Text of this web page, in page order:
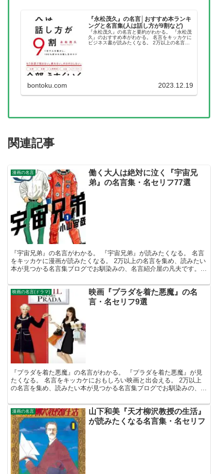
『永松茂久』の名言│おすすめ本ランキ
ングと名言集(人は話し方が9割など)
『永松茂久』の名言と要約がわかる。 『永松茂
久』のおすすめ本がわかる。 名言をキッカケに
ビジネス書が読みたくなる。 2万以上の名言を
bontoku.com 2023.12.19
関連記事
漫画の名言
働く大人は絶対に泣く『宇宙兄
弟』の名言集・名セリフ77選
『宇宙兄弟』の名言がわかる。 『宇宙兄弟』が読みたくなる。 名言
をキッカケに漫画が読みたくなる。 2万以上の名言を集め、読みたい
本が見つかる名言集ブログでお馴染みの、名言紹介屋の凡夫です。
映画の名言(ドラマ)
映画『プラダを着た悪魔』の名
言・名セリフ9選
『プラダを着た悪魔』の名言がわかる。 『プラダを着た悪魔』が見
たくなる。 名言をキッカケにおもしろい映画と出会える。 2万以上
の名言を集め、読みたい本が見つかる名言集ブログでお馴染みの、名
漫画の名言
山下和美『天才柳沢教授の生活』
が読みたくなる名言集・名セリフ